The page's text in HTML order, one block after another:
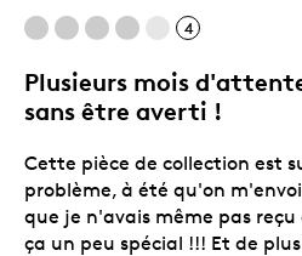
4
Plusieurs mois
sans être averti !
Cette pièce de collection est
problème, à été qu'on
que je n'avais même pas
ça un peu spécial !!! Et de